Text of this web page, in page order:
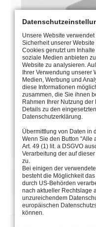
MANUAL
CATALOGUE PAGE
DESCRIPTION
Unsere Website
Sicherheit unserer
Cookies genutzt um
soziale Medien anbieten
Website zu analysieren.
Ihrer Verwendung unserer
Medien, Werbung und
diese Informationen
zusammen, die Sie ihnen
Rahmen Ihrer Nutzung
Details zu den
Datenschutzerklärung.
Übermittlung von Daten in
Wenn Sie den Button "Alle
Art. 49 (1) lit. a DSGVO
Verarbeitung der auf
zu.
Bei einigen der
besteht die Möglichkeit
durch US-Behörden
nach aktueller Rechtslage
unzureichendem
europäischen
können.